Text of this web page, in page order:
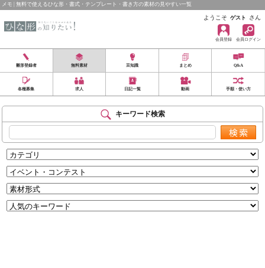
メモ | 無料で使えるひな形・書式・テンプレート・書き方の素材の見やすい一覧
ようこそ ゲスト さん
会員登録 会員ログイン
雛形登録者 無料素材 豆知識 まとめ Q&A
各種募集 求人 日記一覧 動画 手順・使い方
キーワード検索